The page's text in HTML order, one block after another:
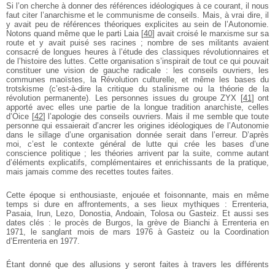
Si l’on cherche à donner des références idéologiques à ce courant, il nous
faut citer l’anarchisme et le communisme de conseils. Mais, à vrai dire, il
y avait peu de références théoriques explicites au sein de l’Autonomie.
Notons quand même que le parti Laia [40] avait croisé le marxisme sur sa
route et y avait puisé ses racines ; nombre de ses militants avaient
consacré de longues heures à l’étude des classiques révolutionnaires et
de l’histoire des luttes. Cette organisation s’inspirait de tout ce qui pouvait
constituer une vision de gauche radicale : les conseils ouvriers, les
communes maoïstes, la Révolution culturelle, et même les bases du
trotskisme (c’est-à-dire la critique du stalinisme ou la théorie de la
révolution permanente). Les personnes issues du groupe ZYX [41] ont
apporté avec elles une partie de la longue tradition anarchiste, celles
d’Oice [42] l’apologie des conseils ouvriers. Mais il me semble que toute
personne qui essaierait d’ancrer les origines idéologiques de l’Autonomie
dans le sillage d’une organisation donnée serait dans l’erreur. D’après
moi, c’est le contexte général de lutte qui crée les bases d’une
conscience politique ; les théories arrivent par la suite, comme autant
d’éléments explicatifs, complémentaires et enrichissants de la pratique,
mais jamais comme des recettes toutes faites.
Cette époque si enthousiaste, enjouée et foisonnante, mais en même
temps si dure en affrontements, a ses lieux mythiques : Errenteria,
Pasaia, Irun, Lezo, Donostia, Andoain, Tolosa ou Gasteiz. Et aussi ses
dates clés : le procès de Burgos, la grève de Bianchi à Errenteria en
1971, le sanglant mois de mars 1976 à Gasteiz ou la Coordination
d’Errenteria en 1977.
Étant donné que des allusions y seront faites à travers les différents